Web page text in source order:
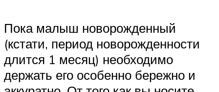
Пока малыш новорожденный
(кстати, период новорожденности
длится 1 месяц) необходимо
держать его особенно бережно и